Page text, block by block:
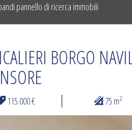
pannello di ricerca immobili
BORGO
115.000 € 75 m2